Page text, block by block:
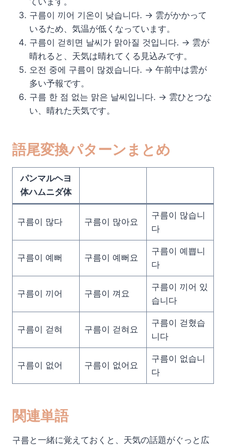
구름이 끼어 기온이 낮습니다. → 雲がかかって
いるため、気温が低くなっています。
구름이 걷히면 날씨가 맑아질 것입니다. → 雲が
晴れると、天気は晴れてくる見込みです。
오전 중에 구름이 많겠습니다. → 午前中は雲が
多い予報です。
구름 한 점 없는 맑은 날씨입니다. → 雲ひとつな
い、晴れた天気です。
語尾変換パターンまとめ
パンマルヘヨ
体ハムニダ体
구름이 많다 구름이 많아요
구름이 많습니
다
구름이 예뻐 구름이 예뻐요
구름이 예쁩니
다
구름이 끼어 구름이 껴요
구름이 끼어 있
습니다
구름이 걷혀 구름이 걷혀요
구름이 걷혔습
니다
구름이 없어 구름이 없어요
구름이 없습니
다
関連単語
구름と一緒に覚えておくと、天気の話題がぐっと広